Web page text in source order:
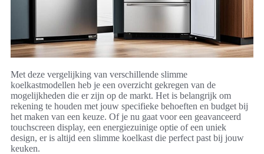
Met deze vergelijking van verschillende slimme
koelkastmodellen heb je een overzicht gekregen van de
mogelijkheden die er zijn op de markt. Het is belangrijk om
rekening te houden met jouw specifieke behoeften en budget bij
het maken van een keuze. Of je nu gaat voor een geavanceerd
touchscreen display, een energiezuinige optie of een uniek
design, er is altijd een slimme koelkast die perfect past bij jouw
keuken.